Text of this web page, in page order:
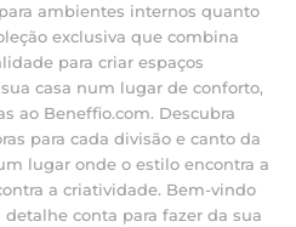
ambientes internos quanto
exclusiva que combina
para criar espaços
casa num lugar de conforto,
ao Beneffio.com. Descubra
para cada divisão e canto da
lugar onde o estilo encontra a
a criatividade. Bem-vindo
conta para fazer da sua